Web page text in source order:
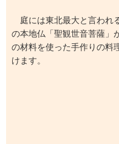
庭には東北最大と言われ
の本地仏「聖観世音菩薩」
の材料を使った手作りの料
けます。